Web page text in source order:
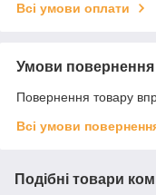
Всі умови оплати
Умови повернення
Повернення товару
Всі умови
Подібні товари